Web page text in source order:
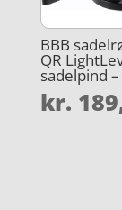
BBB
QR
sadelpind
kr.